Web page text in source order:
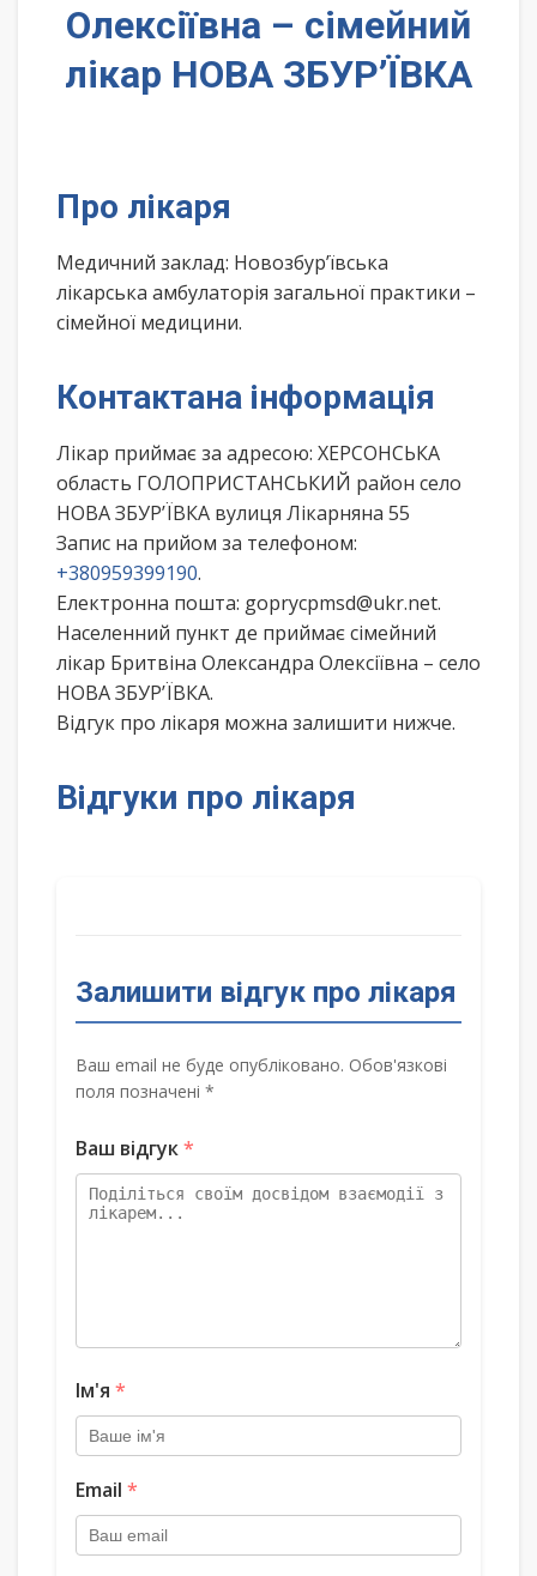
Олексіївна – сімейний
лікар НОВА ЗБУР’ЇВКА
Про лікаря
Медичний заклад: Новозбур’ївська
лікарська амбулаторія загальної практики –
сімейної медицини.
Контактана інформація
Лікар приймає за адресою: ХЕРСОНСЬКА
область ГОЛОПРИСТАНСЬКИЙ район село
НОВА ЗБУР’ЇВКА вулиця Лікарняна 55
Запис на прийом за телефоном:
+380959399190.
Електронна пошта: goprycpmsd@ukr.net.
Населенний пункт де приймає сімейний
лікар Бритвіна Олександра Олексіївна – село
НОВА ЗБУР’ЇВКА.
Відгук про лікаря можна залишити нижче.
Відгуки про лікаря
Залишити відгук про лікаря
Ваш email не буде опубліковано. Обов'язкові
поля позначені *
Ваш відгук*
Ім'я *
Email *